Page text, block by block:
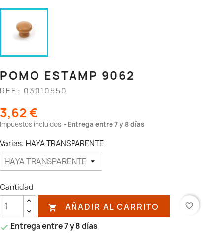
POMO ESTAMP 9062
REF.: 03010550
3,62 €
Impuestos incluidos Entrega entre 7 y 8 días
Varias: HAYA TRANSPARENTE
Cantidad
 AÑADIR AL CARRITO favorite_border
 Entrega entre 7 y 8 días